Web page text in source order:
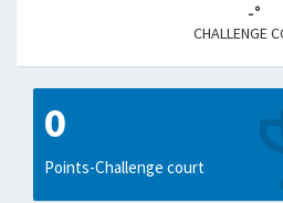
-°
CHALLENGE
0
Points-Challenge court